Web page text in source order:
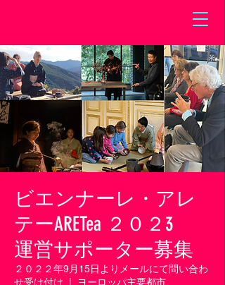
ビエンナーレ・アレ
テーARETea ２０２3
運営サポーター募集
２０２２年9月15日よりメールにて問い合わ
せ受け付け
ヨーロッパ主要都市